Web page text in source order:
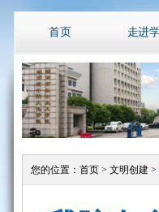
首页 走进
您的位置： 首页> 文明创建>